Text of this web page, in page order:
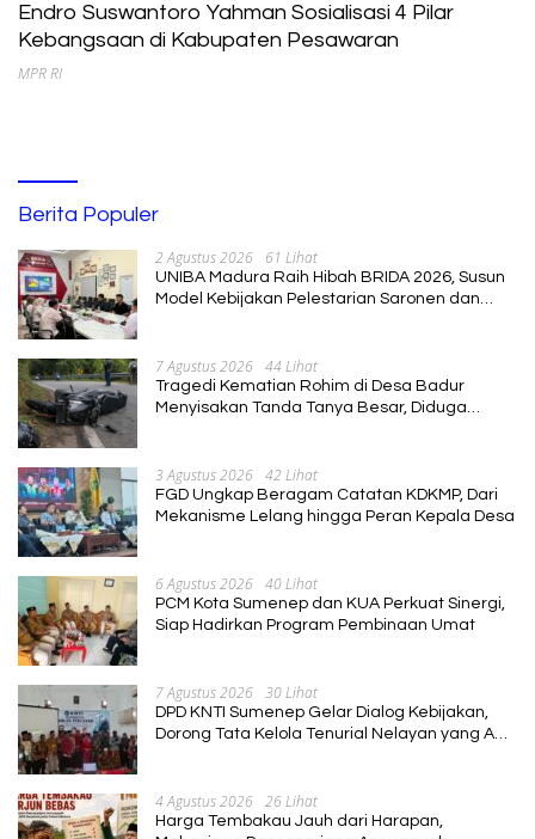
Endro Suswantoro Yahman Sosialisasi 4 Pilar
Kebangsaan di Kabupaten Pesawaran
MPR RI
Berita Populer
2 Agustus 2026 61 Lihat
UNIBA Madura Raih Hibah BRIDA 2026, Susun
Model Kebijakan Pelestarian Saronen dan
7 Agustus 2026 44 Lihat
Tragedi Kematian Rohim di Desa Badur
Menyisakan Tanda Tanya Besar, Diduga
3 Agustus 2026 42 Lihat
FGD Ungkap Beragam Catatan KDKMP, Dari
Mekanisme Lelang hingga Peran Kepala Desa
6 Agustus 2026 40 Lihat
PCM Kota Sumenep dan KUA Perkuat Sinergi,
Siap Hadirkan Program Pembinaan Umat
7 Agustus 2026 30 Lihat
DPD KNTI Sumenep Gelar Dialog Kebijakan,
Dorong Tata Kelola Tenurial Nelayan yang Adil
4 Agustus 2026 26 Lihat
Harga Tembakau Jauh dari Harapan,